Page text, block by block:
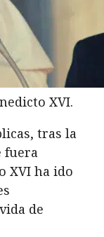
XVI.
tras la
fuera
XVI ha ido
de